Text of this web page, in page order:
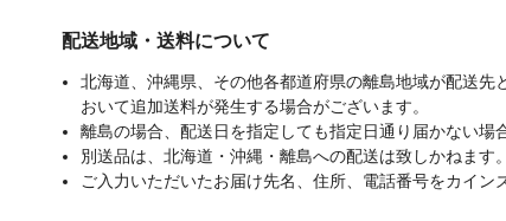
配送地域・送料について
北海道、沖縄県、その他各都道府県の離島地域が配送
おいて追加送料が発生する場合がございます。
離島の場合、配送日を指定しても指定日通り届かない場
別送品は、北海道・沖縄・離島への配送は致しかねます。
ご入力いただいたお届け先名、住所、電話番号をカイ